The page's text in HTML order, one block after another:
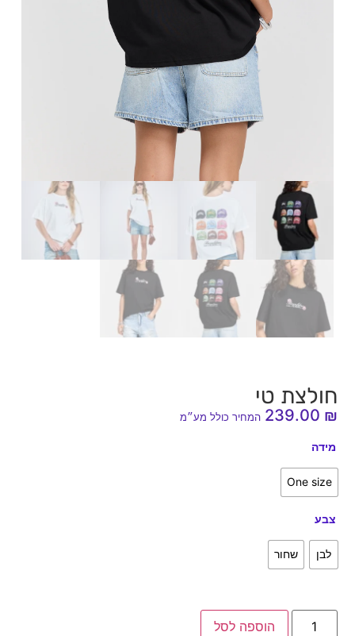
חולצת טי
239.00 ₪ המחיר כולל מע״מ
מידה
One size
צבע
לבן שחור
הוספה לסל